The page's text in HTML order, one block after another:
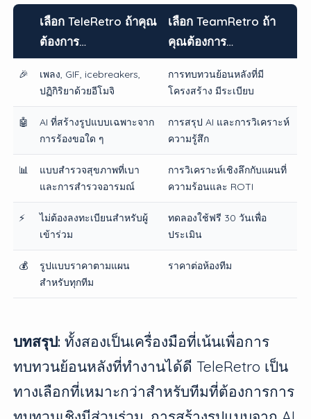
เลือก TeleRetro ถ้าคุณ
ต้องการ…
เลือก TeamRetro ถ้า
คุณต้องการ…
🎉
เพลง, GIF, icebreakers,
ปฏิกิริยาด้วยอีโมจิ
การทบทวนย้อนหลังที่มี
โครงสร้าง มีระเบียบ
🤖
AI ที่สร้างรูปแบบเฉพาะจาก
การร้องขอใด ๆ
การสรุป AI และการวิเคราะห์
ความรู้สึก
📊
แบบสำรวจสุขภาพที่เบา
และการสำรวจอารมณ์
การวิเคราะห์เชิงลึกกับแผนที่
ความร้อนและ ROTI
⚡
ไม่ต้องลงทะเบียนสำหรับผู้
เข้าร่วม
ทดลองใช้ฟรี 30 วันเพื่อ
ประเมิน
💰
รูปแบบราคาตามแผน
สำหรับทุกทีม
ราคาต่อห้องทีม
บทสรุป: ทั้งสองเป็นเครื่องมือที่เน้นเพื่อการ
ทบทวนย้อนหลังที่ทำงานได้ดี TeleRetro เป็น
ทางเลือกที่เหมาะกว่าสำหรับทีมที่ต้องการการ